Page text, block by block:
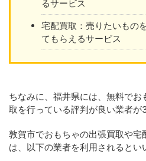
るサービス
宅配買取：売りたいもの
てもらえるサービス
ちなみに、福井県には、無料で
取を行っている評判が良い業者が
敦賀市でおもちゃの出張買取や宅
は、以下の業者を利用されるとい